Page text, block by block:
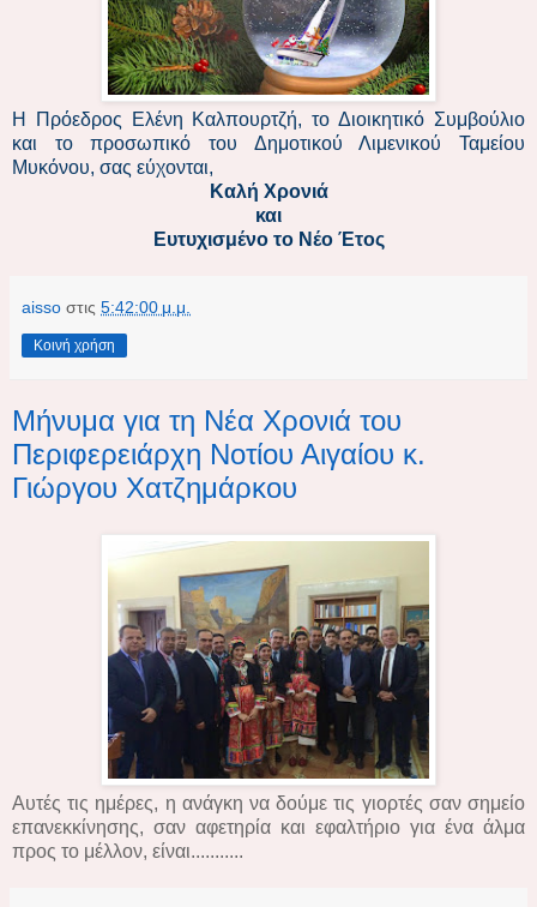
Η Πρόεδρος Ελένη Καλπουρτζή, το Διοικητικό Συμβούλιο
και το προσωπικό του Δημοτικού Λιμενικού Ταμείου
Μυκόνου, σας εύχονται,
Καλή Χρονιά
και
Ευτυχισμένο το Νέο Έτος
aisso στις 5:42:00 μ.μ.
Κοινή χρήση
Μήνυμα για τη Νέα Χρονιά του
Περιφερειάρχη Νοτίου Αιγαίου κ.
Γιώργου Χατζημάρκου
Αυτές τις ημέρες, η ανάγκη να δούμε τις γιορτές σαν σημείο
επανεκκίνησης, σαν αφετηρία και εφαλτήριο για ένα άλμα
προς το μέλλον, είναι...........